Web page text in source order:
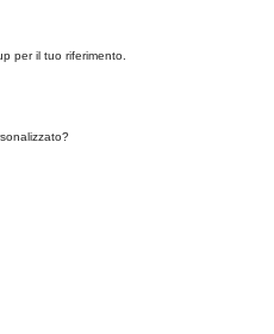
per il tuo riferimento.